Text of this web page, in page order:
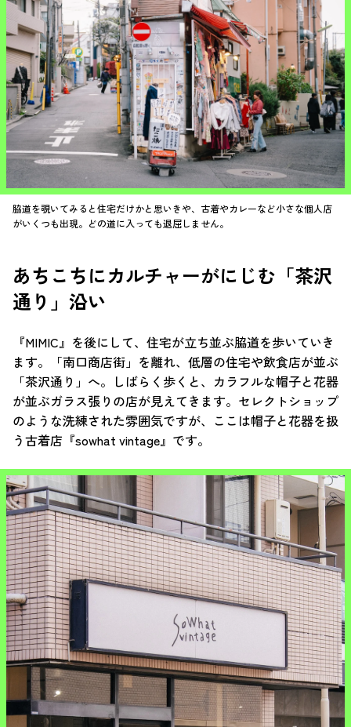
脇道を覗いてみると住宅だけかと思いきや、古着やカレーなど小さな個人店
がいくつも出現。どの道に入っても退屈しません。
あちこちにカルチャーがにじむ「茶沢
通り」沿い
『MIMIC』を後にして、住宅が立ち並ぶ脇道を歩いていき
ます。「南口商店街」を離れ、低層の住宅や飲食店が並ぶ
「茶沢通り」へ。しばらく歩くと、カラフルな帽子と花器
が並ぶガラス張りの店が見えてきます。セレクトショップ
のような洗練された雰囲気ですが、ここは帽子と花器を扱
う古着店『sowhat vintage』です。